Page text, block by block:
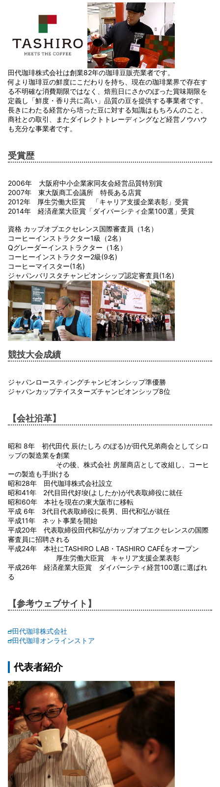
田代珈琲株式会社は創業82年の珈琲豆販売業者です。
何より珈琲豆の鮮度にこだわりを持ち、現在の珈琲業界で存在す
る不明確な消費期限ではなく、焙煎日にさかのぼった賞味期限を
定義し「鮮度・香り共に高い」品質の豆を提供する事業者です。
長きにわたる経営から培った豆に対する知識はもちろんのこと、
商社との取引、またダイレクトトレーディングなど経営ノウハウ
も充分な事業者です。
受賞歴
2006年 大阪府中小企業家同友会経営品質特別賞
2007年 東大阪商工会議所 特長ある店賞
2012年 厚生労働大臣賞 「キャリア支援企業表彰」受賞
2014年 経済産業大臣賞「ダイバーシティ企業100選」受賞
資格 カップオブエクセレンス国際審査員（1名）
コーヒーインストラクター1級（2名）
Qグレーダーインストラクター（1名）
コーヒーインストラクター2級(9名)
コーヒーマイスター(1名)
ジャパンバリスタチャンピオンシップ認定審査員(1名)
競技大会成績
ジャパンロースティングチャンピオンシップ準優勝
ジャパンカップテイスターズチャンピオンシップ8位
【会社沿革】
昭和 8年 初代田代 辰(たしろ のぼる)が田代兄弟商会としてシロ
ップの製造業を創業
その後、株式会社 房屋商店として改組し、コーヒ
ーの製造も手掛ける
昭和28年 田代珈琲株式会社設立
昭和41年 2代目田代好埈(よしたか)が代表取締役に就任
昭和60年 本社を現在の東大阪市に移転
平成 6年 3代目代表取締役に長男、田代和弘が就任
平成11年 ネット事業を開始
平成20年 代表取締役田代和弘がカップオブエクセレンスの国際
審査員に招聘される
平成24年 本社にTASHIRO LAB・TASHIRO CAFÉをオープン
厚生労働大臣賞 キャリア支援企業表彰
平成26年 経済産業大臣賞 ダイバーシティ経営100選に選ばれ
る
【参考ウェブサイト】
田代珈琲株式会社
田代珈琲オンラインストア
代表者紹介